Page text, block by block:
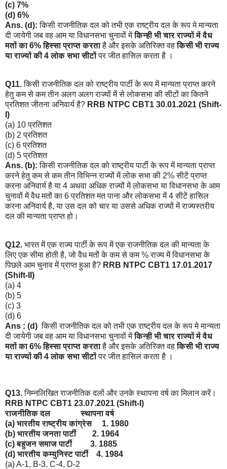
(c) 7%
(d) 6%
Ans. (d):किसी राजनीतिक दल को तभी एक राष्ट्रीय दल के रूप मे मान्यता
दी जायेगी जब वह आम या विधानसभा चुनावों मेंकिन्ही भी चार राज्यों में वैध
मतों का 6% हिस्सा प्राप्त करताहै और इसके अतिरिक्त वहकिसी भी राज्य
या राज्यों की 4 लोक सभा सीटोंपर जीत हासिल करता है ।
Q11.किसी राजनीतिक दल को राष्ट्रीय पार्टी के रूप में मान्यता प्राप्त करने
हेतु कम से कम तीन अलग अलग राज्यों में से लोकसभा की सीटों का कितने
प्रतिशत जीतना अनिवार्य है? RRB NTPC CBT1 30.01.2021 (Shift-
I)
(a) 10 प्रतिशत
(b) 2 प्रतिशत
(c) 6 प्रतिशत
(d) 5 प्रतिशत
Ans. (b): किसी राजनीतिक दल को राष्ट्रीय पार्टी के रूप में मान्यता प्राप्त
करने हेतु कम से कम तीन विभिन्न राज्यों में लोक सभा की 2% सीटें प्राप्त
करना अनिवार्य है या 4 अथवा अधिक राज्यों में लोकसभा या विधानसभा के आम
चुनावों में वैध मतों का 6 प्रतिशत मत पाना और लोकसभा में 4 सीटें हासिल
करना अनिवार्य है, या उस दल को चार या उससे अधिक राज्यों में राज्यस्तरीय
दल की मान्यता प्राप्त हो।
Q12. भारत में एक राज्य पार्टी के रूप में एक राजनीतिक दल की मान्यता के
लिए एक सीमा होती है, जो वैध मतों के कम से कम % राज्य में विधानसभा के
पिछले आम चुनाव में प्राप्त हुआ है? RRB NTPC CBT1 17.01.2017
(Shift-II)
(a) 4
(b) 5
(c) 3
(d) 6
Ans : (d) किसी राजनीतिक दल को तभी एक राष्ट्रीय दल के रूप मे मान्यता
दी जायेगी जब वह आम या विधानसभा चुनावों मेंकिन्ही भी चार राज्यों में वैध
मतों का 6% हिस्सा प्राप्त करताहै और इसके अतिरिक्त वहकिसी भी राज्य
या राज्यों की 4 लोक सभा सीटोंपर जीत हासिल करता है ।
Q13.निम्नलिखित राजनीतिक दलों और उनके स्थापना वर्ष का मिलान करें।
RRB NTPC CBT1 23.07.2021 (Shift-I)
राजनीतिक दलस्थापना वर्ष
(a) भारतीय राष्ट्रीय कांग्रेस 1. 1980
(b) भारतीय जनता पार्टी 2. 1964
(c) बहुजन समाज पार्टी 3. 1885
(d) भारतीय कम्युनिस्ट पार्टी 4. 1984
(a) A-1, B-3, C-4, D-2